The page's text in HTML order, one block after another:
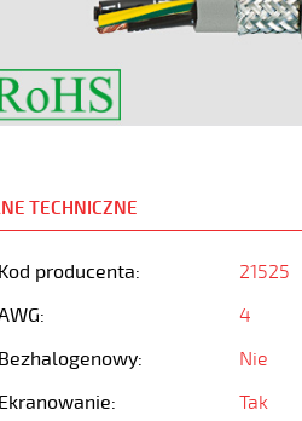
TECHNICZNE
Kod producenta:
21525
4
Bezhalogenowy:
Nie
Ekranowanie:
Tak